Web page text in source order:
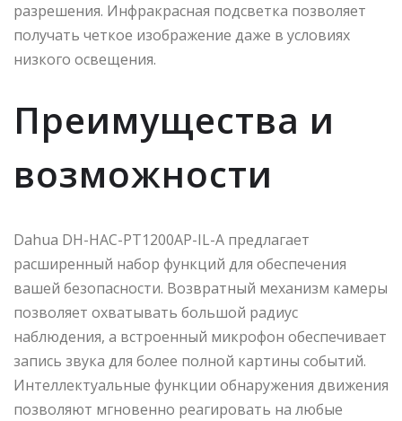
разрешения. Инфракрасная подсветка позволяет
получать четкое изображение даже в условиях
низкого освещения.
Преимущества и
возможности
Dahua DH-HAC-PT1200AP-IL-A предлагает
расширенный набор функций для обеспечения
вашей безопасности. Возвратный механизм камеры
позволяет охватывать большой радиус
наблюдения, а встроенный микрофон обеспечивает
запись звука для более полной картины событий.
Интеллектуальные функции обнаружения движения
позволяют мгновенно реагировать на любые